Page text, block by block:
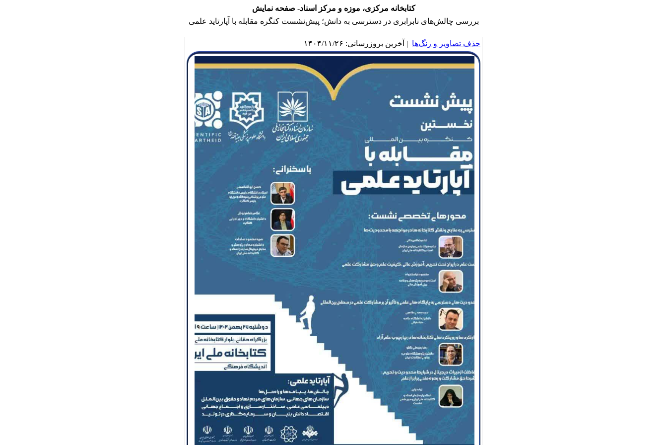
کتابخانه مرکزی، موزه و مرکز اسناد- صفحه نمایش
بررسی چالش‌های نابرابری در دسترسی به دانش؛ پیش‌نشست کنگره مقابله با آپارتاید علمی
حذف تصاویر و رنگ‌ها | آخرین بروزرسانی: ۱۴۰۴/۱۱/۲۶ |